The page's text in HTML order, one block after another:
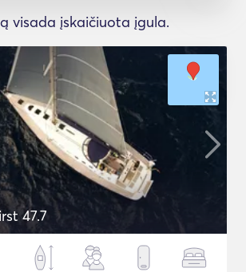
visada įskaičiuota įgula.
47.7